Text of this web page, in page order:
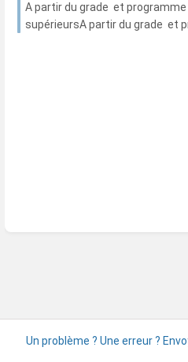
A partir du grade et
supérieursA partir du grade et
Un problème ? Une erreur ?